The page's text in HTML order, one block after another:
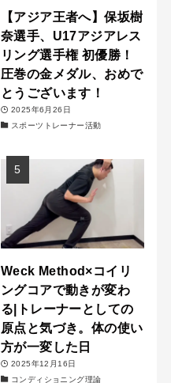
【アジア王者へ】保坂樹
奈選手、U17アジアレス
リング選手権 初優勝！
圧巻の金メダル、おめで
とうございます！
2025年6月26日
スポーツトレーナー活動
Weck Method×コイリ
ングコアで動きが変わ
る|トレーナーとしての
原点と気づき。体の使い
方が一変した日
2025年12月16日
コンディショニング理論